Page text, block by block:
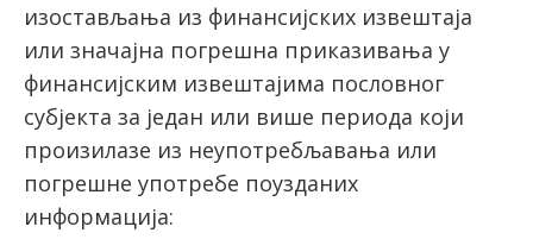
изостављања из финансијских извештаја
или значајна погрешна приказивања у
финансијским извештајима пословног
субјекта за један или више периода који
произилазе из неупотребљавања или
погрешне употребе поузданих
информација: